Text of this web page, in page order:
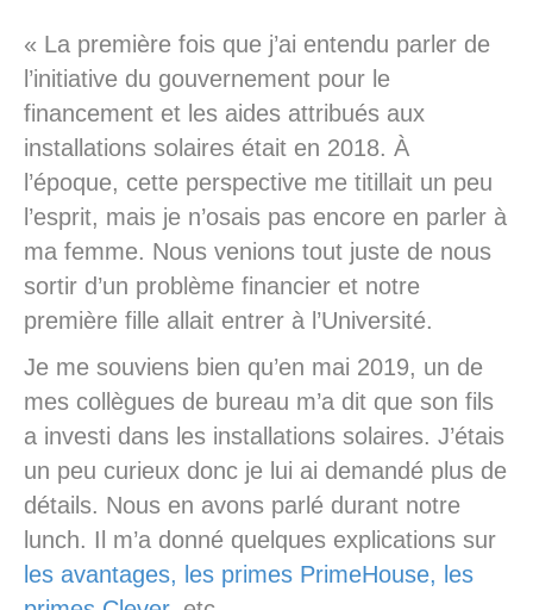
« La première fois que j’ai entendu parler de
l’initiative du gouvernement pour le
financement et les aides attribués aux
installations solaires était en 2018. À
l’époque, cette perspective me titillait un peu
l’esprit, mais je n’osais pas encore en parler à
ma femme. Nous venions tout juste de nous
sortir d’un problème financier et notre
première fille allait entrer à l’Université.
Je me souviens bien qu’en mai 2019, un de
mes collègues de bureau m’a dit que son fils
a investi dans les installations solaires. J’étais
un peu curieux donc je lui ai demandé plus de
détails. Nous en avons parlé durant notre
lunch. Il m’a donné quelques explications sur
les avantages, les primes PrimeHouse, les